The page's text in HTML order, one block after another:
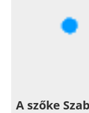
A szőke